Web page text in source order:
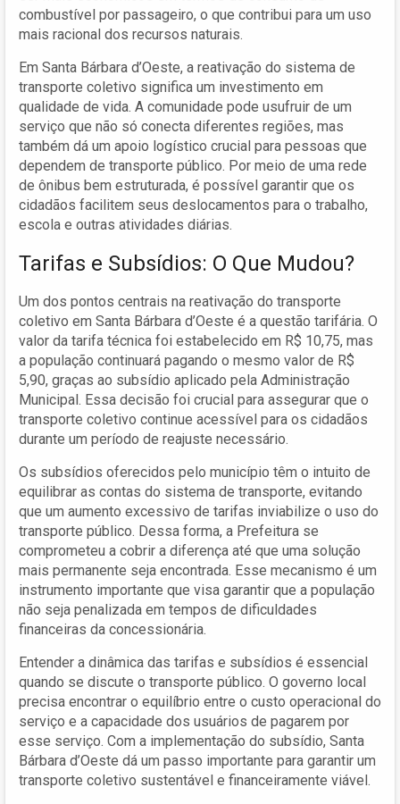
combustível por passageiro, o que contribui para um uso
mais racional dos recursos naturais.
Em Santa Bárbara d’Oeste, a reativação do sistema de
transporte coletivo significa um investimento em
qualidade de vida. A comunidade pode usufruir de um
serviço que não só conecta diferentes regiões, mas
também dá um apoio logístico crucial para pessoas que
dependem de transporte público. Por meio de uma rede
de ônibus bem estruturada, é possível garantir que os
cidadãos facilitem seus deslocamentos para o trabalho,
escola e outras atividades diárias.
Tarifas e Subsídios: O Que Mudou?
Um dos pontos centrais na reativação do transporte
coletivo em Santa Bárbara d’Oeste é a questão tarifária. O
valor da tarifa técnica foi estabelecido em R$ 10,75, mas
a população continuará pagando o mesmo valor de R$
5,90, graças ao subsídio aplicado pela Administração
Municipal. Essa decisão foi crucial para assegurar que o
transporte coletivo continue acessível para os cidadãos
durante um período de reajuste necessário.
Os subsídios oferecidos pelo município têm o intuito de
equilibrar as contas do sistema de transporte, evitando
que um aumento excessivo de tarifas inviabilize o uso do
transporte público. Dessa forma, a Prefeitura se
comprometeu a cobrir a diferença até que uma solução
mais permanente seja encontrada. Esse mecanismo é um
instrumento importante que visa garantir que a população
não seja penalizada em tempos de dificuldades
financeiras da concessionária.
Entender a dinâmica das tarifas e subsídios é essencial
quando se discute o transporte público. O governo local
precisa encontrar o equilíbrio entre o custo operacional do
serviço e a capacidade dos usuários de pagarem por
esse serviço. Com a implementação do subsídio, Santa
Bárbara d’Oeste dá um passo importante para garantir um
transporte coletivo sustentável e financeiramente viável.